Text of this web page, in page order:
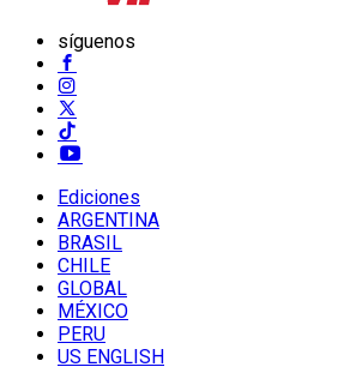
síguenos
Ediciones
ARGENTINA
BRASIL
CHILE
GLOBAL
MÉXICO
PERU
US ENGLISH